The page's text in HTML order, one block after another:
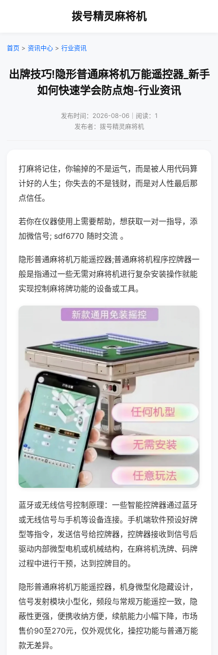
拨号精灵麻将机
首页 > 资讯中心 > 行业资讯
出牌技巧!隐形普通麻将机万能遥控器_新手
如何快速学会防点炮-行业资讯
发布时间：2026-08-06｜阅读：1
发布者：拨号精灵麻将机
打麻将记住，你输掉的不是运气，而是被人用代码算
计好的人生；你失去的不是钱财，而是对人性最后那
点信任。
若你在仪器使用上需要帮助，想获取一对一指导，添
加微信号; sdf6770 随时交流 。
隐形普通麻将机万能遥控器;普通麻将机程序控牌器一
般是指通过一些无需对麻将机进行复杂安装操作就能
实现控制麻将牌功能的设备或工具。
蓝牙或无线信号控制原理：一些智能控牌器通过蓝牙
或无线信号与手机等设备连接。手机端软件预设好牌
型等指令，发送信号给控牌器，控牌器接收到信号后
驱动内部微型电机或机械结构，在麻将机洗牌、码牌
过程中进行干预，达到控牌目的。
隐形普通麻将机万能遥控器，机身微型化隐藏设计，
信号发射模块小型化，频段与常规万能遥控一致，隐
蔽性更强，便携收纳方便，续航能力小幅下降，市场
售价90至270元，仅外观优化，操控功能与普通万能
款无差异。